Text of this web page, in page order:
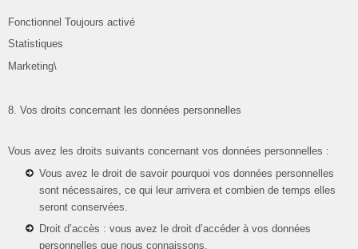
Fonctionnel Toujours activé
Statistiques
Marketing\
8. Vos droits concernant les données personnelles
Vous avez les droits suivants concernant vos données personnelles :
Vous avez le droit de savoir pourquoi vos données personnelles
sont nécessaires, ce qui leur arrivera et combien de temps elles
seront conservées.
Droit d’accès : vous avez le droit d’accéder à vos données
personnelles que nous connaissons.